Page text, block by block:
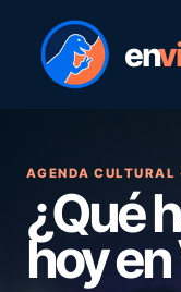
en
AGENDA CULTURAL
¿Qué
hoy